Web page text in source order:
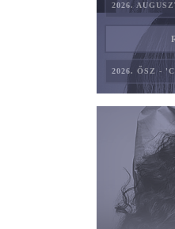
2026.
2026. ŐSZ -